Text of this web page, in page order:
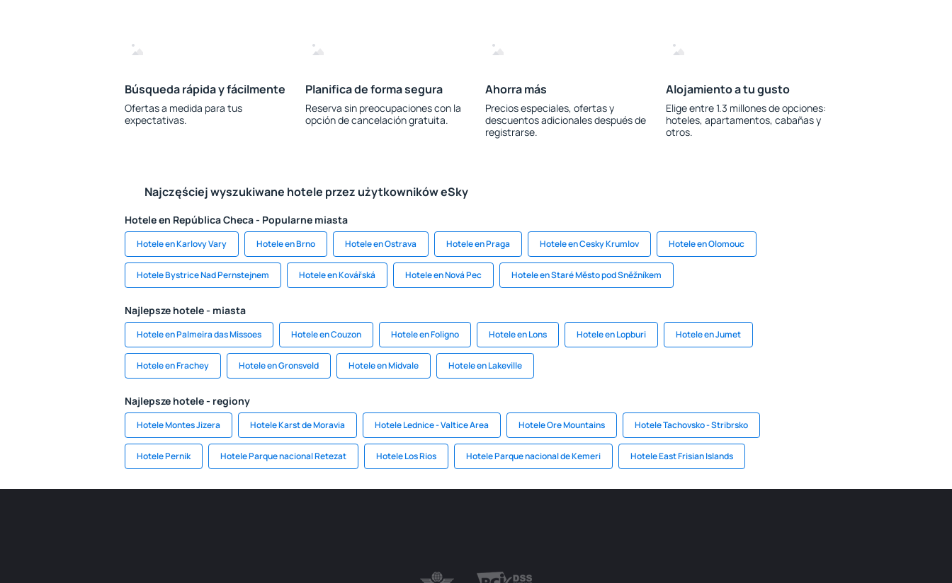
Búsqueda rápida y fácilmente
Ofertas a medida para tus
expectativas.
Planifica de forma segura
Reserva sin preocupaciones con la
opción de cancelación gratuita.
Ahorra más
Precios especiales, ofertas y
descuentos adicionales después de
registrarse.
Alojamiento a tu gusto
Elige entre 1.3 millones de opciones:
hoteles, apartamentos, cabañas y
otros.
Najczęściej wyszukiwane hotele przez użytkowników eSky
Hotele en República Checa - Popularne miasta
Hotele en Karlovy Vary Hotele en Brno Hotele en Ostrava Hotele en Praga Hotele en Cesky Krumlov Hotele en Olomouc
Hotele Bystrice Nad Pernstejnem Hotele en Kovářská Hotele en Nová Pec Hotele en Staré Město pod Sněžníkem
Najlepsze hotele - miasta
Hotele en Palmeira das Missoes Hotele en Couzon Hotele en Foligno Hotele en Lons Hotele en Lopburi Hotele en Jumet
Hotele en Frachey Hotele en Gronsveld Hotele en Midvale Hotele en Lakeville
Najlepsze hotele - regiony
Hotele Montes Jizera Hotele Karst de Moravia Hotele Lednice - Valtice Area Hotele Ore Mountains Hotele Tachovsko - Stribrsko
Hotele Pernik Hotele Parque nacional Retezat Hotele Los Rios Hotele Parque nacional de Kemeri Hotele East Frisian Islands